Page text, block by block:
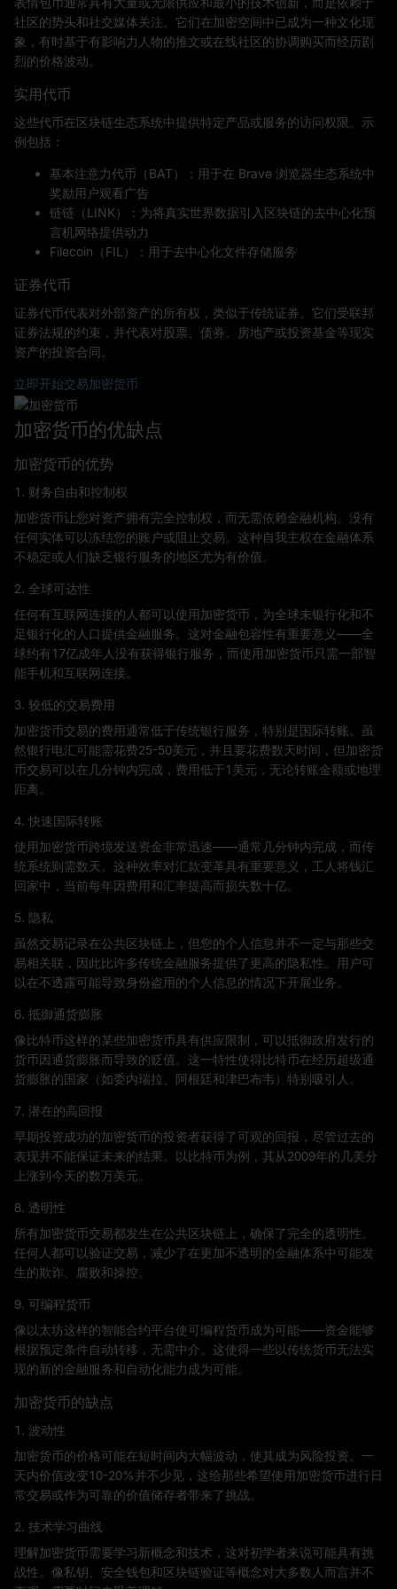
社区的势头和社交媒体关注。它们在加密空间中已成为一种文化现
象，有时基于有影响力人物的推文或在线社区的协调购买而经历剧
烈的价格波动。
实用代币
这些代币在区块链生态系统中提供特定产品或服务的访问权限。示
例包括：
基本注意力代币（BAT）：用于在 Brave 浏览器生态系统中
奖励用户观看广告
链链（LINK）：为将真实世界数据引入区块链的去中心化预
言机网络提供动力
Filecoin（FIL）：用于去中心化文件存储服务
证券代币
证券代币代表对外部资产的所有权，类似于传统证券。它们受联邦
证券法规的约束，并代表对股票、债券、房地产或投资基金等现实
资产的投资合同。
立即开始交易加密货币
加密货币的优缺点
加密货币的优势
1. 财务自由和控制权
加密货币让您对资产拥有完全控制权，而无需依赖金融机构。没有
任何实体可以冻结您的账户或阻止交易。这种自我主权在金融体系
不稳定或人们缺乏银行服务的地区尤为有价值。
2. 全球可达性
任何有互联网连接的人都可以使用加密货币，为全球未银行化和不
足银行化的人口提供金融服务。这对金融包容性有重要意义——全
球约有17亿成年人没有获得银行服务，而使用加密货币只需一部智
能手机和互联网连接。
3. 较低的交易费用
加密货币交易的费用通常低于传统银行服务，特别是国际转账。虽
然银行电汇可能需花费25-50美元，并且要花费数天时间，但加密货
币交易可以在几分钟内完成，费用低于1美元，无论转账金额或地理
距离。
4. 快速国际转账
使用加密货币跨境发送资金非常迅速——通常几分钟内完成，而传
统系统则需数天。这种效率对汇款变革具有重要意义，工人将钱汇
回家中，当前每年因费用和汇率提高而损失数十亿。
5. 隐私
虽然交易记录在公共区块链上，但您的个人信息并不一定与那些交
易相关联，因此比许多传统金融服务提供了更高的隐私性。用户可
以在不透露可能导致身份盗用的个人信息的情况下开展业务。
6. 抵御通货膨胀
像比特币这样的某些加密货币具有供应限制，可以抵御政府发行的
货币因通货膨胀而导致的贬值。这一特性使得比特币在经历超级通
货膨胀的国家（如委内瑞拉、阿根廷和津巴布韦）特别吸引人。
7. 潜在的高回报
早期投资成功的加密货币的投资者获得了可观的回报，尽管过去的
表现并不能保证未来的结果。以比特币为例，其从2009年的几美分
上涨到今天的数万美元。
8. 透明性
所有加密货币交易都发生在公共区块链上，确保了完全的透明性。
任何人都可以验证交易，减少了在更加不透明的金融体系中可能发
生的欺诈、腐败和操控。
9. 可编程货币
像以太坊这样的智能合约平台使可编程货币成为可能——资金能够
根据预定条件自动转移，无需中介。这使得一些以传统货币无法实
现的新的金融服务和自动化能力成为可能。
加密货币的缺点
1. 波动性
加密货币的价格可能在短时间内大幅波动，使其成为风险投资。一
天内价值改变10-20%并不少见，这给那些希望使用加密货币进行日
常交易或作为可靠的价值储存者带来了挑战。
2. 技术学习曲线
理解加密货币需要学习新概念和技术，这对初学者来说可能具有挑
战性。像私钥、安全钱包和区块链验证等概念对大多数人而言并不